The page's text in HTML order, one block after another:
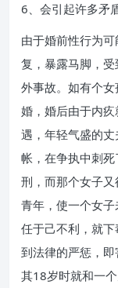
6、会引起许多矛
由于婚前性行为
复，暴露马脚，
外事故。如有个女
婚，婚后由于内疚
遇，年轻气盛的
帐，在争执中刺
刑，而那个女子
青年，使一个女
任于己不利，就
到法律的严惩，
其18岁时就和一